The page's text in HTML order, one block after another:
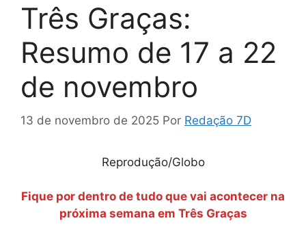
Três Graças:
Resumo de 17 a 22
de novembro
13 de novembro de 2025 Por Redação 7D
Reprodução/Globo
Fique por dentro de tudo que vai acontecer na
próxima semana em Três Graças